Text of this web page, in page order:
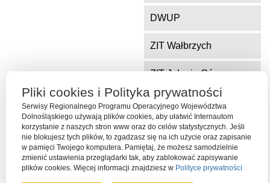
DWUP
ZIT Wałbrzych
ZIT Jelenia Góra
Serwis współfinansowany ze środków Funduszu Spójności Unii
Europejskiej w ramach Programu Operacyjnego Pomoc Techniczna
2014-2020
Pliki cookies i Polityka prywatności
Serwisy Regionalnego Programu Operacyjnego Województwa
Dolnośląskiego używają plików cookies, aby ułatwić Internautom
korzystanie z naszych stron www oraz do celów statystycznych. Jeśli
nie blokujesz tych plików, to zgadzasz się na ich użycie oraz zapisanie
w pamięci Twojego komputera. Pamiętaj, że możesz samodzielnie
zmienić ustawienia przeglądarki tak, aby zablokować zapisywanie
plików cookies. Więcej informacji znajdziesz w Polityce prywatności